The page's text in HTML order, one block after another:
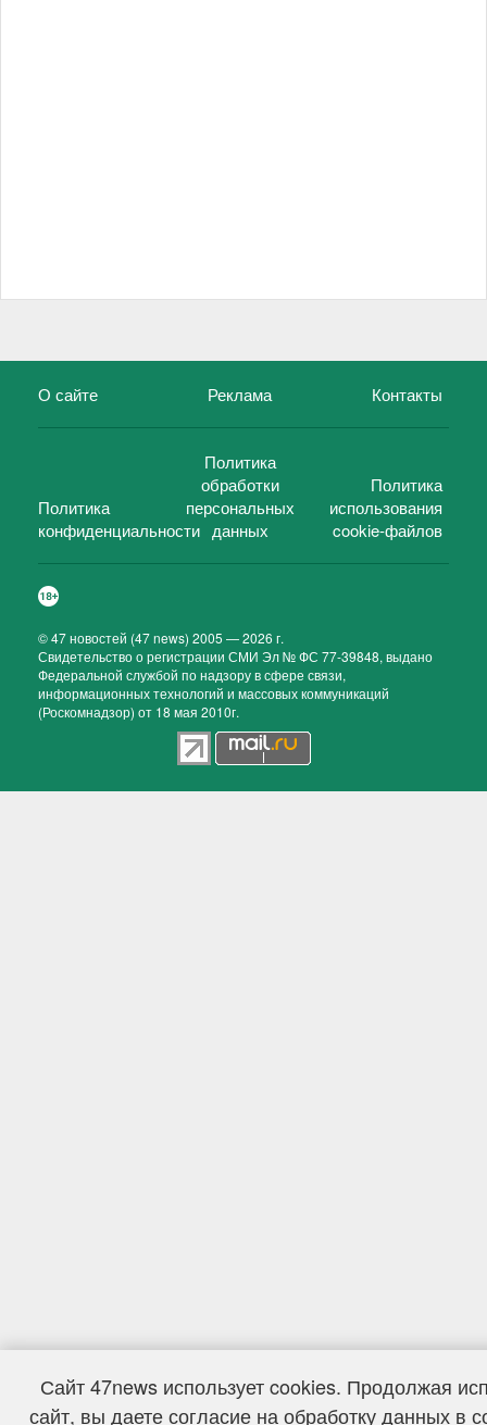
Сайт 47news использует cookies. Продолжая
сайт, вы даете согласие на обработку данных в
О сайте Реклама Контакты
Политика
конфиденциальности
Политика
обработки
персональных
данных
Политика
использования
cookie-файлов
©47 новостей (47 news) 2005 — 2026 г.
Свидетельство о регистрации СМИ Эл № ФС 77-39848, выдано
Федеральной службой по надзору в сфере связи,
информационных технологий и массовых коммуникаций
(Роскомнадзор) от 18 мая 2010г.